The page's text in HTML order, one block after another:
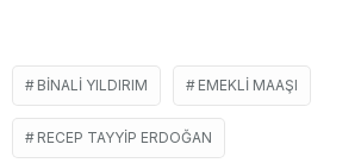
BINALI YILDIRIM EMEKLI MAAŞI
RECEP TAYYIP ERDOĞAN